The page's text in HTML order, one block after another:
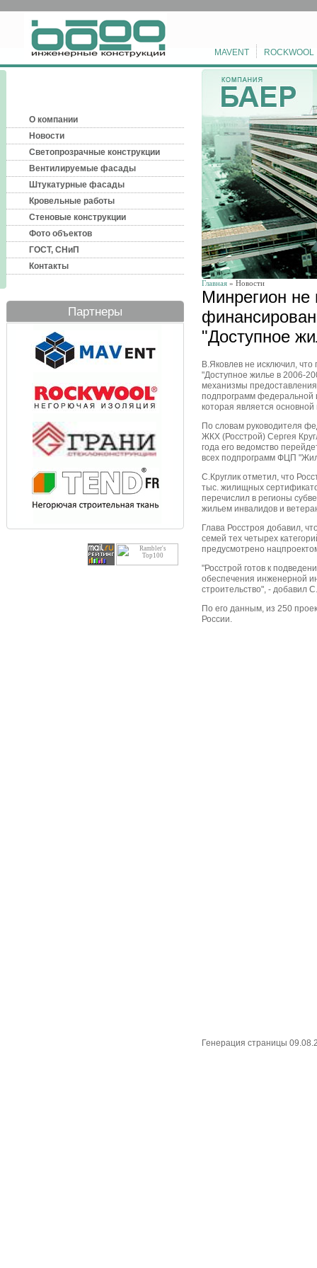
MAVENT ROCKWOOL
О компании
Новости
Светопрозрачные конструкции
Вентилируемые фасады
Штукатурные фасады
Кровельные работы
Стеновые конструкции
Фото объектов
ГОСТ, СНиП
Контакты
Партнеры
Главная » Новости
Минрегион не
"Доступное
В.Яковлев не исключил,
"Доступное жилье в 2006-
механизмы
подпрограмм
которая является основной
По словам руководителя
ЖКХ (Росстрой) Сергея
года его ведомство
всех подпрограмм ФЦП
С.Круглик отметил, что
тыс. жилищных
перечислил в регионы
жильем инвалидов и
Глава Росстроя добавил,
семей тех четырех
предусмотрено
"Росстрой готов к
обеспечения инженерной
строительство", - добавил
По его данным, из 250
России.
Генерация страницы